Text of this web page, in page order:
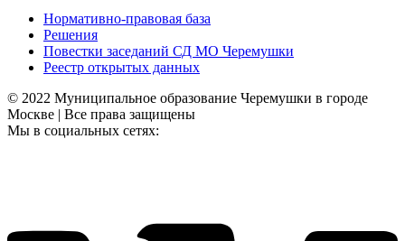
Нормативно-правовая база
Решения
Повестки заседаний СД МО Черемушки
Реестр открытых данных
© 2022 Муниципальное образование Черемушки в городе
Москве | Все права защищены
Мы в социальных сетях: